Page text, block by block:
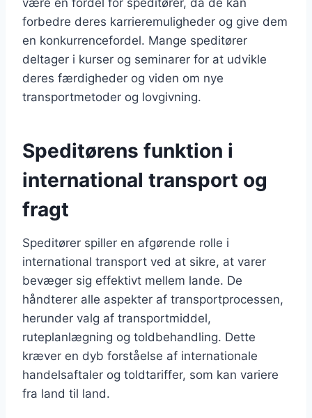
forbedre deres karrieremuligheder og give dem
en konkurrencefordel. Mange speditører
deltager i kurser og seminarer for at udvikle
deres færdigheder og viden om nye
transportmetoder og lovgivning.
Speditørens funktion i
international transport og
fragt
Speditører spiller en afgørende rolle i
international transport ved at sikre, at varer
bevæger sig effektivt mellem lande. De
håndterer alle aspekter af transportprocessen,
herunder valg af transportmiddel,
ruteplanlægning og toldbehandling. Dette
kræver en dyb forståelse af internationale
handelsaftaler og toldtariffer, som kan variere
fra land til land.